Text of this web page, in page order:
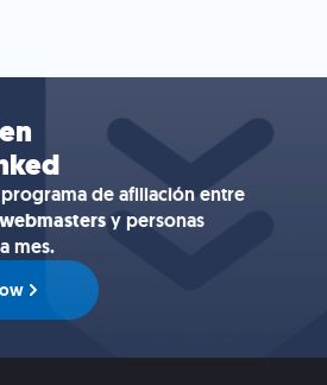
de afiliación entre
y personas
mes.